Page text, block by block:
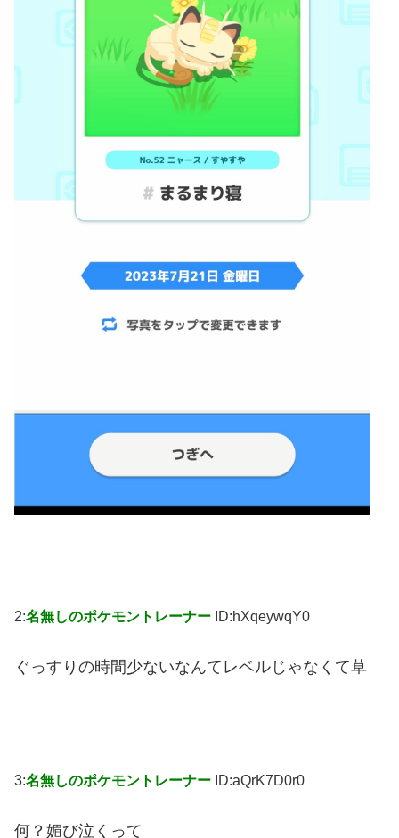
2:名無しのポケモントレーナー ID:hXqeywqY0
ぐっすりの時間少ないなんてレベルじゃなくて草
3:名無しのポケモントレーナー ID:aQrK7D0r0
何？媚び泣くって